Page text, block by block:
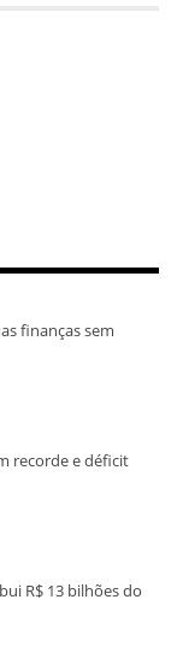
finanças sem
recorde e déficit
R$ 13 bilhões do